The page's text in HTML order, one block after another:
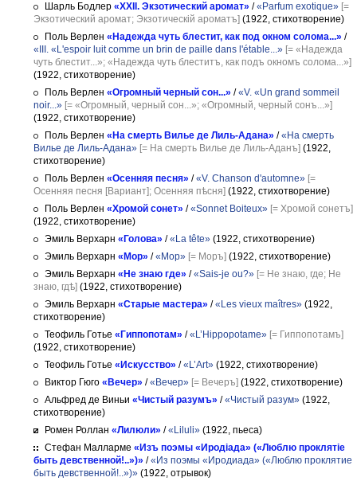
Шарль Бодлер «XXII. Экзотический аромат» /«Parfum exotique» [=
Экзотический аромат; Экзотическій ароматъ] (1922, стихотворение)
Поль Верлен «Надежда чуть блестит, как под окном солома...» /
«III. «L'espoir luit comme un brin de paille dans l'étable...» [= «Надежда
чуть блестит...»; «Надежда чуть блеститъ, как подъ окномъ солома...»]
(1922, стихотворение)
Поль Верлен «Огромный черный сон...» /«V. «Un grand sommeil
noir...» [= «Огромный, черный сон...»; «Огромный, черный сонъ...»]
(1922, стихотворение)
Поль Верлен «На смерть Вилье де Лиль-Адана» /«На смерть
Вилье де Лиль-Адана» [= На смерть Вилье де Лиль-Аданъ] (1922,
стихотворение)
Поль Верлен «Осенняя песня» /«V. Chanson d'automne» [=
Осенняя песня [Вариант]; Осенняя пѣсня] (1922, стихотворение)
Поль Верлен «Хромой сонет» /«Sonnet Boiteux» [= Хромой сонетъ]
(1922, стихотворение)
Эмиль Верхарн «Голова» /«La tête» (1922, стихотворение)
Эмиль Верхарн «Мор» /«Мор» [= Моръ] (1922, стихотворение)
Эмиль Верхарн «Не знаю где» /«Sais-je ou?» [= Не знаю, где; Не
знаю, гдѣ] (1922, стихотворение)
Эмиль Верхарн «Старые мастера» /«Les vieux maîtres» (1922,
стихотворение)
Теофиль Готье «Гиппопотам» /«L’Hippopotame» [= Гиппопотамъ]
(1922, стихотворение)
Теофиль Готье «Искусство» /«L’Art» (1922, стихотворение)
Виктор Гюго «Вечер» /«Вечер» [= Вечеръ] (1922, стихотворение)
Альфред де Виньи «Чистый разумъ» /«Чистый разум» (1922,
стихотворение)
Ромен Роллан «Лилюли» /«Liluli» (1922, пьеса)
Стефан Малларме «Изъ поэмы «Иродіада» («Люблю проклятіе
быть девственной!..»)» /«Из поэмы «Иродиада» («Люблю проклятие
быть девственной!..»)» (1922, отрывок)